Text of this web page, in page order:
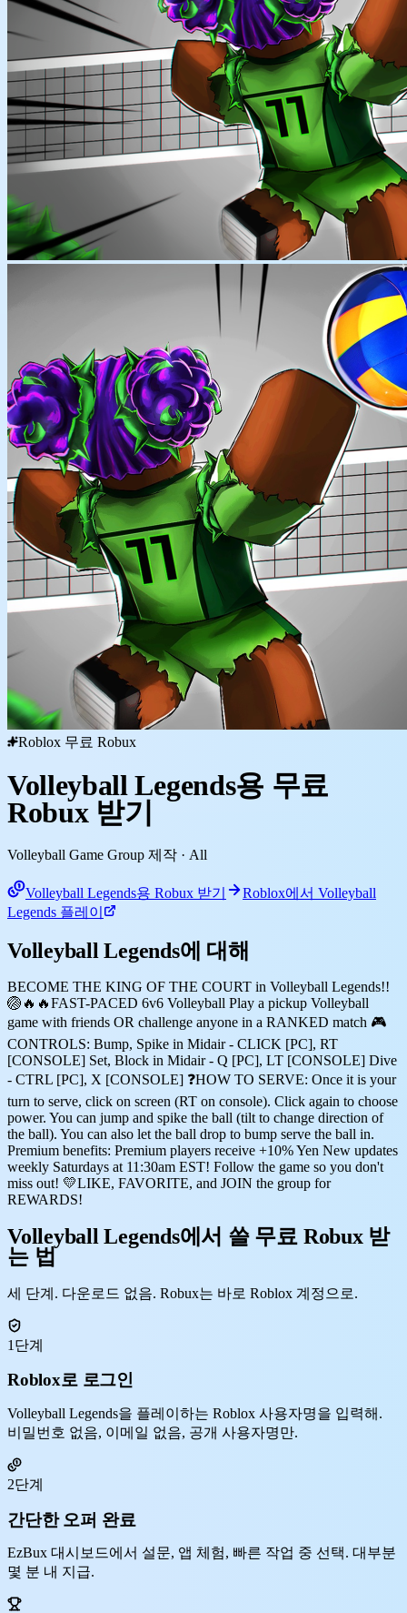
Roblox 무료 Robux
Volleyball Legends용 무료
Robux 받기
Volleyball Game Group 제작 · All
Volleyball Legends용 Robux 받기
Roblox에서 Volleyball
Legends 플레이
Volleyball Legends에 대해
BECOME THE KING OF THE COURT in Volleyball Legends!!
🏐🔥🔥FAST-PACED 6v6 Volleyball Play a pickup Volleyball
game with friends OR challenge anyone in a RANKED match 🎮
CONTROLS: Bump, Spike in Midair - CLICK [PC], RT
[CONSOLE] Set, Block in Midair - Q [PC], LT [CONSOLE] Dive
- CTRL [PC], X [CONSOLE] ❓HOW TO SERVE: Once it is your
turn to serve, click on screen (RT on console). Click again to choose
power. You can jump and spike the ball (tilt to change direction of
the ball). You can also let the ball drop to bump serve the ball in.
Premium benefits: Premium players receive +10% Yen New updates
weekly Saturdays at 11:30am EST! Follow the game so you don't
miss out! 💛LIKE, FAVORITE, and JOIN the group for
REWARDS!
Volleyball Legends에서 쓸 무료 Robux 받
는 법
세 단계. 다운로드 없음. Robux는 바로 Roblox 계정으로.
1단계
Roblox로 로그인
Volleyball Legends을 플레이하는 Roblox 사용자명을 입력해.
비밀번호 없음, 이메일 없음, 공개 사용자명만.
2단계
간단한 오퍼 완료
EzBux 대시보드에서 설문, 앱 체험, 빠른 작업 중 선택. 대부분
몇 분 내 지급.